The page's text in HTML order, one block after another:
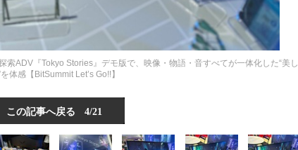
索ADV『Tokyo Stories』デモ版で、映像・物語・音すべてが一体化した“美し
を体感【BitSummit Let’s Go!!】
この記事へ戻る 4/21